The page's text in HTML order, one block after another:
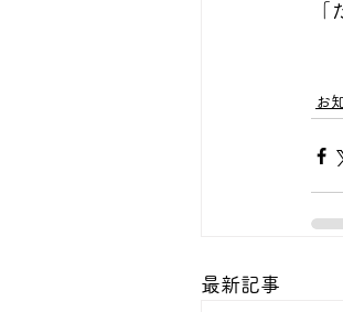
「
お
最新記事